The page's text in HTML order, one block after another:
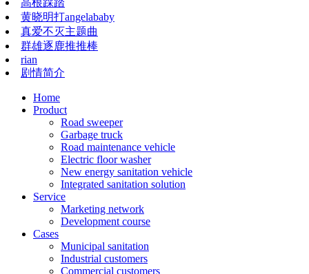
高根踩踏
黄晓明打angelababy
真爱不灭主题曲
群雄逐鹿推推棒
rian
剧情简介
Home
Product
Road sweeper
Garbage truck
Road maintenance vehicle
Electric floor washer
New energy sanitation vehicle
Integrated sanitation solution
Service
Marketing network
​​​​​Development course
Cases
Municipal sanitation
Industrial customers
Commercial customers